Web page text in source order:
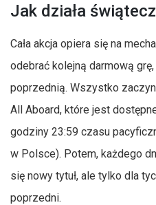
Jak działa
Cała akcja opiera się na
odebrać kolejną darmową
poprzednią. Wszystko
All Aboard, które jest
godziny 23:59 czasu
w Polsce). Potem, każdego
się nowy tytuł, ale tylko dla
poprzedni.